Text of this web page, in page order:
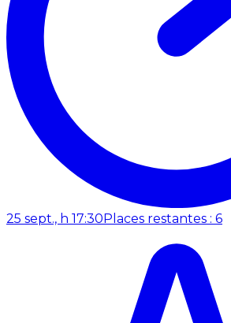
25 sept., h 17:30Places restantes : 6